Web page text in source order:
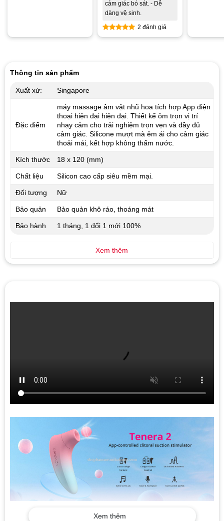
Được xếp
cảm giác bó sát. - Dễ
dàng vệ sinh.
2 đánh giá
Xem thêm
Thông tin sản phẩm
Xuất xứ: Singapore
Đặc điểm
máy massage âm vật nhũ hoa tích hợp App điện
thoại hiện đại hiện đại. Thiết kế ôm trọn vị trí
nhạy cảm cho trải nghiệm trọn vẹn và đầy đủ
cảm giác. Silicone mượt mà êm ái cho cảm giác
thoải mái, kết hợp không thấm nước.
Kích thước 18x 120(mm)
Chất liệu Silicon cao cấp siêu mềm mại.
Đối tượng Nữ
Bảo quản Bảo quản khô ráo, thoáng mát
Bảo hành 1 tháng, 1 đổi 1 mới 100%
Xem thêm